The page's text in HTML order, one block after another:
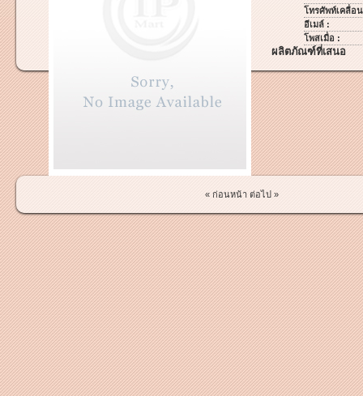
โทรศัพท์เคลื่อ
อีเมล์ :
โพสเมื่อ :
ผลิตภัณฑ์ที่เสนอ
« ก่อนหน้า ต่อไป »